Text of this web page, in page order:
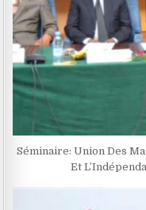
Séminaire: Union Des
Et